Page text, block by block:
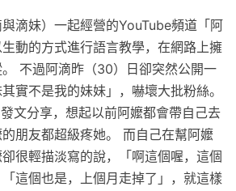
滴妹）一起經營的YouTube頻道「阿
動的方式進行語言教學，在網路上擁
不過阿滴昨（30）日卻突然公開一
實不是我的妹妹」，嚇壞大批粉絲。
文分享，想起以前阿嬤都會帶自己去
朋友都超級疼她。 而自己在幫阿嬤
很輕描淡寫的說，「啊這個喔，這個
這個也是，上個月走掉了」，就這樣